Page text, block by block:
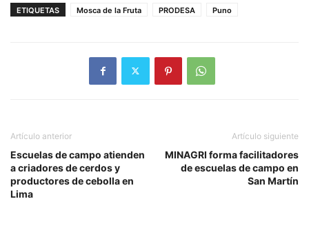
ETIQUETAS Mosca de la Fruta PRODESA Puno
Artículo anterior
Escuelas de campo atienden
a criadores de cerdos y
productores de cebolla en
Lima
Artículo siguiente
MINAGRI forma facilitadores
de escuelas de campo en
San Martín